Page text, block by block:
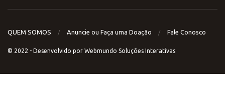
QUEM SOMOS Anuncie ou Faça uma Doação Fale Conosco
© 2022 - Desenvolvido por Webmundo Soluções Interativas